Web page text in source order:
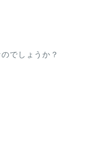
でしょうか？